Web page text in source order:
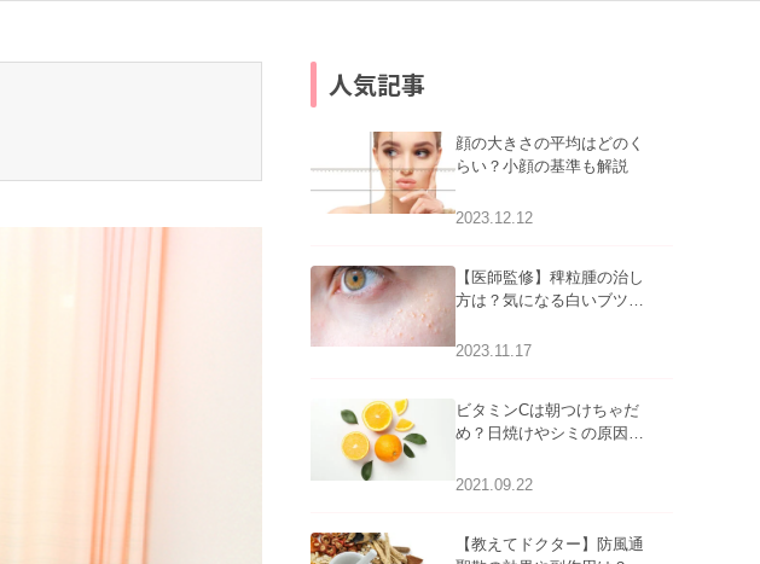
人気記事
顔の大きさの平均はどのく
らい？小顔の基準も解説
2023.12.12
【医師監修】稗粒腫の治し
方は？気になる白いブツブ
アについて
2023.11.17
ビタミンCは朝つけちゃだ
め？日焼けやシミの原因に
2021.09.22
【教えてドクター】防風通